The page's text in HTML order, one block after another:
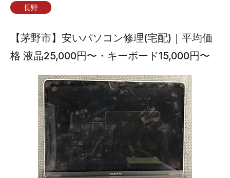
長野
【茅野市】安いパソコン修理(宅配)｜平均価
格 液晶25,000円〜・キーボード15,000円〜